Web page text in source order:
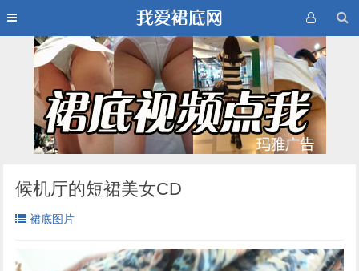
候机厅的短裙美女CD
裙底图片